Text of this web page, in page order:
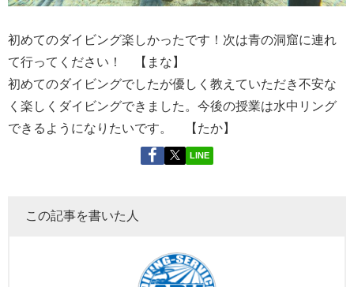
初めてのダイビング楽しかったです！次は青の洞窟に連れ
て行ってください！ 【まな】
初めてのダイビングでしたが優しく教えていただき不安な
く楽しくダイビングできました。今後の授業は水中リング
できるようになりたいです。 【たか】
LINE
この記事を書いた人